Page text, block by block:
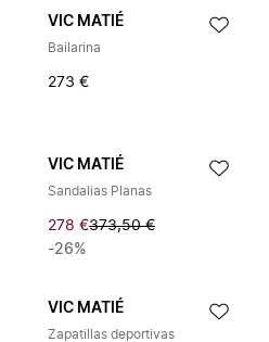
VIC MATIÉ
Bailarina
273 €
VIC MATIÉ
Sandalias Planas
278 €373,50 €
-26%
VIC MATIÉ
Zapatillas deportivas